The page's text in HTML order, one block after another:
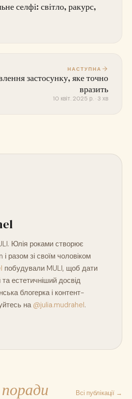
селфі: світло, ракурс,
НАСТУПНА
застосунку, яке точно
вразить
10 квіт. 2025 р. · 3 хв
Юлія роками створює
разом зі своїм чоловіком
побудували MULI, щоб дати
естетичніший досвід
блогерка і контент-
на @julia.mudrahel.
поради Всі публікації →